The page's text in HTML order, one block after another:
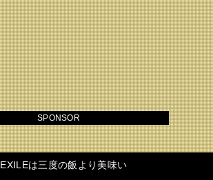
EXILEは三度の飯より美味い
SPONSOR